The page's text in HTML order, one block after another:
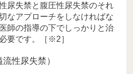
尿失禁と腹圧性尿失禁のそれ
なアプローチをしなければな
師の指導の下でしっかりと治
要です。［※2］
性尿失禁）